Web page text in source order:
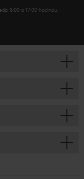
8:00 a 17:00 hodinou,